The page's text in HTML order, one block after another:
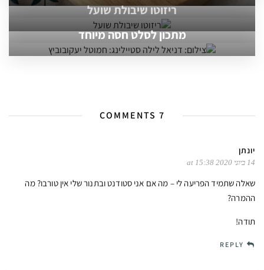
ריזוטו שיבולת שועל
מתכון לסלט חסה מיוחד
7 COMMENTS
יונתן
14 ביוני 2020 at 15:38
שאלה שתמיד הפריעה לי – מה אם אני סטודנט ובתנור שלי אין טורבו? מה
ההמרה?
תודה!
REPLY